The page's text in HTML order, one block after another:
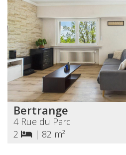
Bertrange
4 Rue du Parc
2
| 82 m²